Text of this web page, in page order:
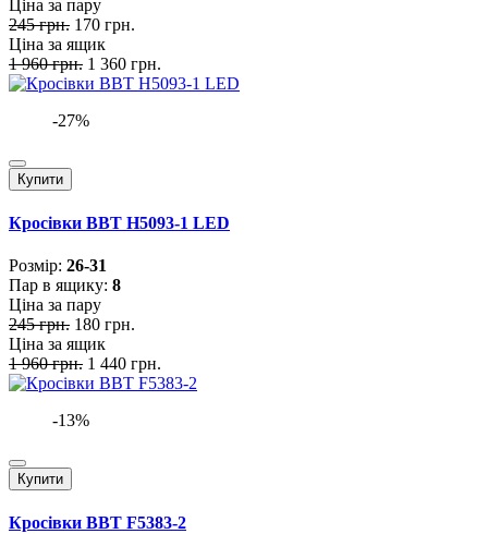
Ціна за пару
245 грн. 170 грн.
Ціна за ящик
1 960 грн. 1 360 грн.
-27%
Купити
Кросівки BBT H5093-1 LED
Розмiр: 26-31
Пар в ящику: 8
Ціна за пару
245 грн. 180 грн.
Ціна за ящик
1 960 грн. 1 440 грн.
-13%
Купити
Кросівки BBT F5383-2